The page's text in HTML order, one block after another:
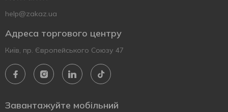
help@zakaz.ua
Адреса торгового центру
Київ, пр. Європейського Союзу 47
Завантажуйте мобільний